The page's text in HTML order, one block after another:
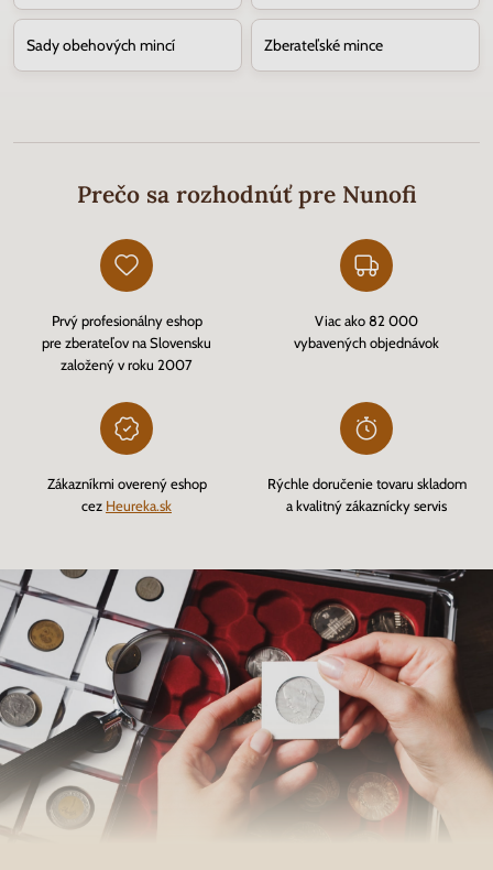
Sady obehových mincí Zberateľské mince
Prečo sa rozhodnúť pre Nunofi
Prvý profesionálny eshop
pre zberateľov na Slovensku
založený v roku 2007
Viac ako 82 000
vybavených objednávok
Zákazníkmi overený eshop
cez Heureka.sk
Rýchle doručenie tovaru skladom
a kvalitný zákaznícky servis